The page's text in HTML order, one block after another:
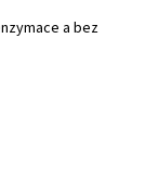
a bez